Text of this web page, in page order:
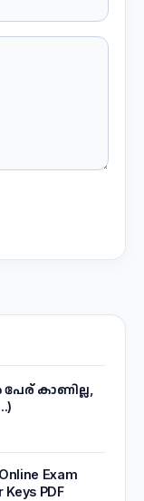
കാണില്ല,
Exam
PDF